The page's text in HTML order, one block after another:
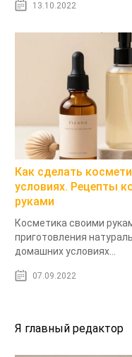
13.10.2022
Как сделать
условиях. Рецепты
руками
Косметика своими
приготовления
домашних условиях...
07.09.2022
Я главный редактор